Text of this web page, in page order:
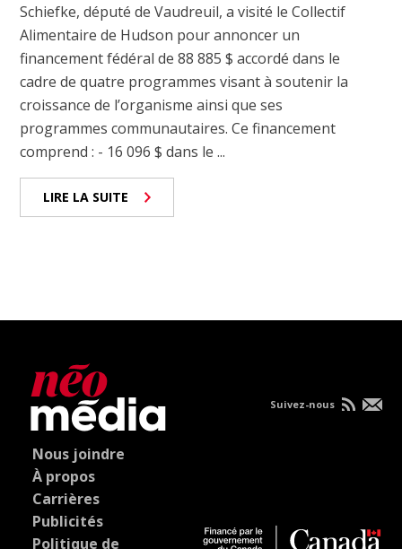
Schiefke, député de Vaudreuil, a visité le Collectif
Alimentaire de Hudson pour annoncer un
financement fédéral de 88 885 $ accordé dans le
cadre de quatre programmes visant à soutenir la
croissance de l’organisme ainsi que ses
programmes communautaires. Ce financement
comprend : - 16 096 $ dans le ...
LIRE LA SUITE
Nous joindre
À propos
Carrières
Publicités
Politique de
Suivez-nous